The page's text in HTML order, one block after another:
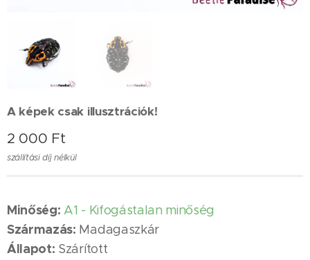
A képek csak illusztrációk!
2 000 Ft
szállítási díj nélkül
Minőség: A1 - Kifogástalan minőség
Származás: Madagaszkár
Állapot: Szárított